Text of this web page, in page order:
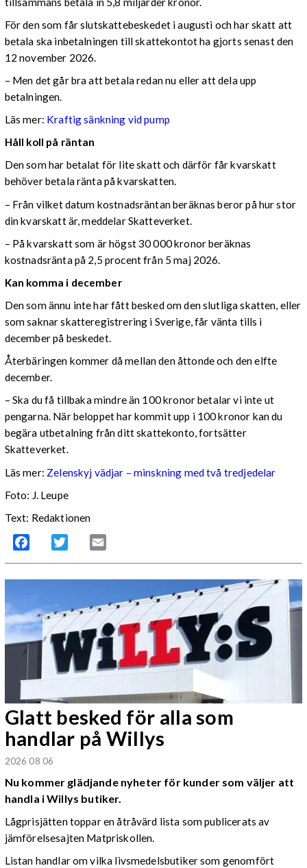
För den som får slutskattebeskedet i augusti och har skatt att
betala ska inbetalningen till skattekontot ha gjorts senast den
12 november 2026.
– Men det går bra att betala redan nu eller att dela upp
betalningen.
Läs mer: Kraftig sänkning vid pump
Håll koll på räntan
Den som har betalat för lite skatt och därför får kvarskatt
behöver betala ränta på kvarskatten.
– Från vilket datum kostnadsräntan beräknas beror på hur stor
din kvarskatt är, meddelar Skatteverket.
– På kvarskatt som är högst 30 000 kronor beräknas
kostnadsränta på 2,5 procent från 5 maj 2026.
Kan komma i december
Den som ännu inte har fått besked om den slutliga skatten, eller
som saknar skatteregistrering i Sverige, får vänta tills i
december på beskedet.
Återbäringen kommer då mellan den åttonde och den elfte
december.
– Ska du få tillbaka mindre än 100 kronor betalar vi inte ut
pengarna. När beloppet har kommit upp i 100 kronor kan du
begära utbetalning från ditt skattekonto, fortsätter
Skatteverket.
Läs mer: Zelenskyj vädjar – minskning med två tredjedelar
Foto: J. Leupe
Text: Redaktionen
Facebook Twitter
Glatt besked för alla som
handlar på Willys
2026 08 06
Nu kommer glädjande nyheter för kunder som väljer att
handla i Willys butiker.
Lågprisjätten toppar en åtråvärd lista som publicerats av
jämförelsesajten Matpriskollen.
Listan handlar om vilka livsmedelsbutiker som genomfört